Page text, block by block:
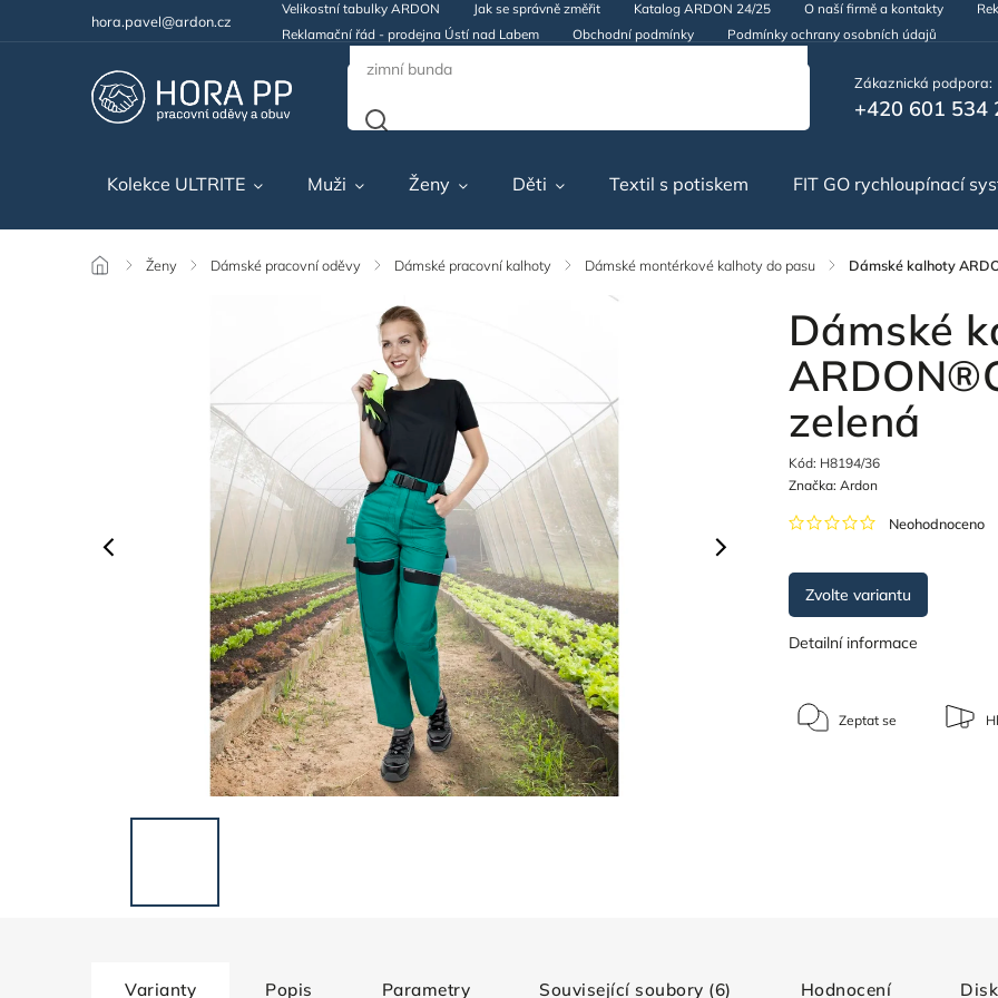
hora.pavel@ardon.cz
Velikostní tabulky ARDON Jak se správně změřit Katalog ARDON 24/25 O naší firmě a kontakty
Reklamační řád - prodejna Ústí nad Labem
Obchodní podmínky Podmínky ochrany osobních údajů
Zákaznická podpora:
+420 601 534
Kolekce ULTRITE Muži Ženy Děti Textil s potiskem FIT GO rychloupínací
/ Ženy / Dámské pracovní oděvy / Dámské pracovní kalhoty / Dámské montérkové kalhoty do pasu / Dámské kalhoty
Dámské
zelená
Kód: H8194/36
Neohodnoceno
Značka: Ardon
Zvolte variantu
Detailní informace
Zeptat se
Varianty Popis Parametry Související soubory (6) Hodnocení